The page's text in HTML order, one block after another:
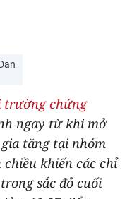
trường chứng
ngay từ khi mở
tăng tại nhóm
khiến các chỉ
sắc đỏ cuối